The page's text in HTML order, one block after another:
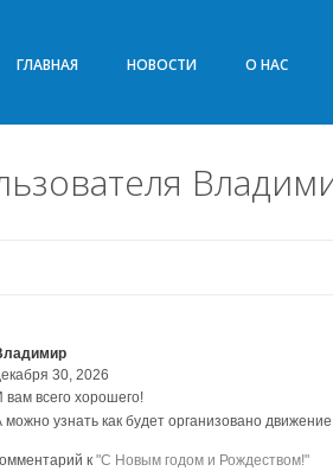
ГЛАВНАЯ НОВОСТИ О НАС
30, 2026
вам всего хорошего!
можно узнать как будет организовано
к "С Новым годом и Рождеством!"